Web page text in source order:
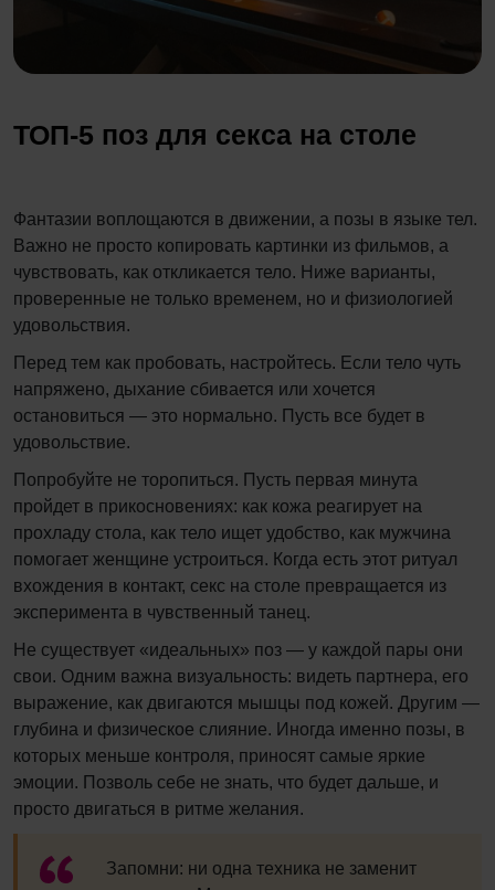
ТОП-5 поз для секса на столе
Фантазии воплощаются в движении, а позы в языке тел.
Важно не просто копировать картинки из фильмов, а
чувствовать, как откликается тело. Ниже варианты,
проверенные не только временем, но и физиологией
удовольствия.
Перед тем как пробовать, настройтесь. Если тело чуть
напряжено, дыхание сбивается или хочется
остановиться — это нормально. Пусть все будет в
удовольствие.
Попробуйте не торопиться. Пусть первая минута
пройдет в прикосновениях: как кожа реагирует на
прохладу стола, как тело ищет удобство, как мужчина
помогает женщине устроиться. Когда есть этот ритуал
вхождения в контакт, секс на столе превращается из
эксперимента в чувственный танец.
Не существует «идеальных» поз — у каждой пары они
свои. Одним важна визуальность: видеть партнера, его
выражение, как двигаются мышцы под кожей. Другим —
глубина и физическое слияние. Иногда именно позы, в
которых меньше контроля, приносят самые яркие
эмоции. Позволь себе не знать, что будет дальше, и
просто двигаться в ритме желания.
Запомни: ни одна техника не заменит